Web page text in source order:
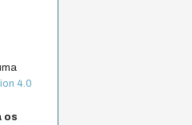
4.0
os